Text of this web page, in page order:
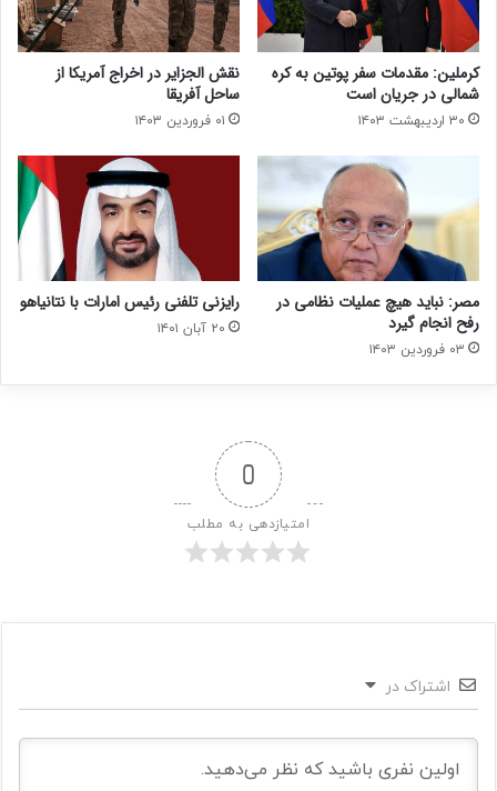
کرملین: مقدمات سفر پوتین به کره
شمالی در جریان است
۳۰ اردیبهشت ۱۴۰۳
نقش الجزایر در اخراج آمریکا از
ساحل آفریقا
۰۱ فروردین ۱۴۰۳
مصر: نباید هیچ عملیات نظامی در
رفح انجام گیرد
۰۳ فروردین ۱۴۰۳
رایزنی تلفنی رئیس امارات با نتانیاهو
۲۰ آبان ۱۴۰۱
0
امتیازدهی به مطلب
اشتراک در